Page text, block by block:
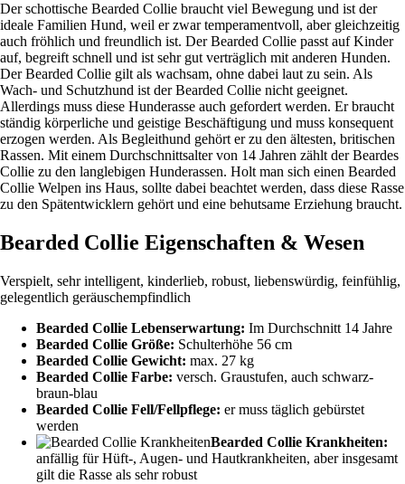
Der schottische Bearded Collie braucht viel Bewegung und ist der
ideale Familien Hund, weil er zwar temperamentvoll, aber gleichzeitig
auch fröhlich und freundlich ist. Der Bearded Collie passt auf Kinder
auf, begreift schnell und ist sehr gut verträglich mit anderen Hunden.
Der Bearded Collie gilt als wachsam, ohne dabei laut zu sein. Als
Wach- und Schutzhund ist der Bearded Collie nicht geeignet.
Allerdings muss diese Hunderasse auch gefordert werden. Er braucht
ständig körperliche und geistige Beschäftigung und muss konsequent
erzogen werden. Als Begleithund gehört er zu den ältesten, britischen
Rassen. Mit einem Durchschnittsalter von 14 Jahren zählt der Beardes
Collie zu den langlebigen Hunderassen. Holt man sich einen Bearded
Collie Welpen ins Haus, sollte dabei beachtet werden, dass diese Rasse
zu den Spätentwicklern gehört und eine behutsame Erziehung braucht.
Bearded Collie Eigenschaften & Wesen
Verspielt, sehr intelligent, kinderlieb, robust, liebenswürdig, feinfühlig,
gelegentlich geräuschempfindlich
Bearded Collie Lebenserwartung: Im Durchschnitt 14 Jahre
Bearded Collie Größe: Schulterhöhe 56 cm
Bearded Collie Gewicht: max. 27 kg
Bearded Collie Farbe: versch. Graustufen, auch schwarz-
braun-blau
Bearded Collie Fell/Fellpflege: er muss täglich gebürstet
werden
Bearded Collie Krankheiten:
anfällig für Hüft-, Augen- und Hautkrankheiten, aber insgesamt
gilt die Rasse als sehr robust